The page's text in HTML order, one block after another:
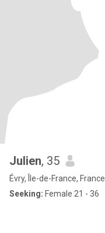
Julien, 35
Évry, Île-de-France, France
Seeking: Female 21 - 36